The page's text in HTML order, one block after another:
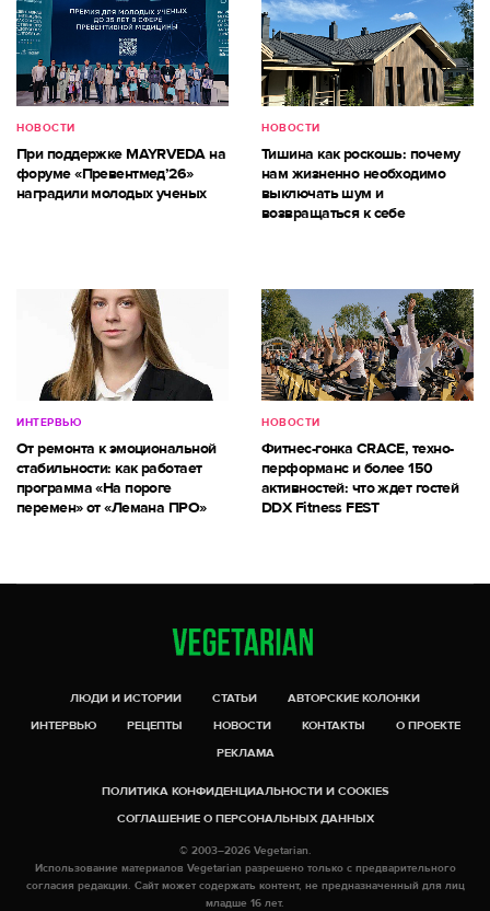
НОВОСТИ
При поддержке MAYRVEDA на
форуме «Превентмед’26»
наградили молодых ученых
НОВОСТИ
Тишина как роскошь: почему
нам жизненно необходимо
выключать шум и
возвращаться к себе
ИНТЕРВЬЮ
От ремонта к эмоциональной
стабильности: как работает
программа «На пороге
перемен» от «Лемана ПРО»
НОВОСТИ
Фитнес-гонка CRACE, техно-
перформанс и более 150
активностей: что ждет гостей
DDX Fitness FEST
ЛЮДИ И ИСТОРИИ СТАТЬИ
АВТОРСКИЕ КОЛОНКИ
ИНТЕРВЬЮ
РЕЦЕПТЫ НОВОСТИ КОНТАКТЫ
О ПРОЕКТЕ
РЕКЛАМА
ПОЛИТИКА КОНФИДЕНЦИАЛЬНОСТИ И COOKIES
СОГЛАШЕНИЕ О ПЕРСОНАЛЬНЫХ ДАННЫХ
© 2003–2026 Vegetarian.
Использование материалов Vegetarian разрешено только с предварительного
согласия редакции. Сайт может содержать контент, не предназначенный для лиц
младше 16 лет.